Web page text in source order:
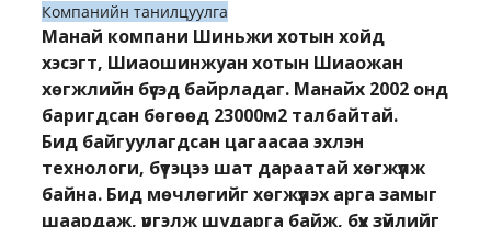
Компанийн танилцуулга
Манай компани Шиньжи хотын хойд
хэсэгт, Шиаошинжуан хотын Шиаожан
хөгжлийн бүсэд байрладаг. Манайх 2002 онд
баригдсан бөгөөд 23000м2 талбайтай.
Бид байгуулагдсан цагаасаа эхлэн
технологи, бүтэцээ шат дараатай хөгжүүлж
байна. Бид мөчлөгийг хөгжүүлэх арга замыг
шаардаж, үргэлж шударга байж, бүх зүйлийг